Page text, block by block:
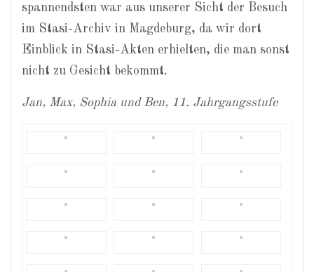
spannendsten war aus unserer Sicht der Besuch
im Stasi-Archiv in Magdeburg, da wir dort
Einblick in Stasi-Akten erhielten, die man sonst
nicht zu Gesicht bekommt.
Jan, Max, Sophia und Ben, 11. Jahrgangsstufe